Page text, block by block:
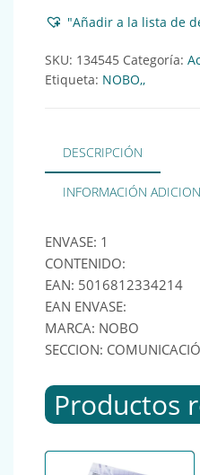
"Añadir a la lista de
SKU: 134545 Categoría:
Etiqueta: NOBO,,
DESCRIPCIÓN
INFORMACIÓN
ENVASE: 1
CONTENIDO:
EAN: 5016812334214
EAN ENVASE:
MARCA: NOBO
SECCION:
Productos